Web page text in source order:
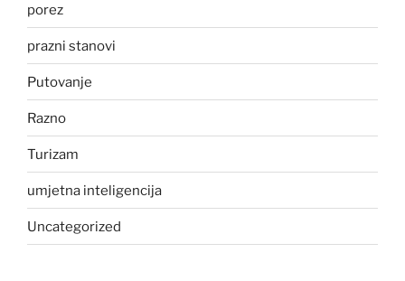
porez
prazni stanovi
Putovanje
Razno
Turizam
umjetna inteligencija
Uncategorized